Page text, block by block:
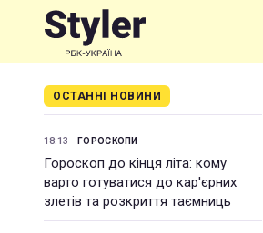
ОСТАННІ НОВИНИ
18:13 ГОРОСКОПИ
Гороскоп до кінця літа: кому
варто готуватися до кар'єрних
злетів та розкриття таємниць